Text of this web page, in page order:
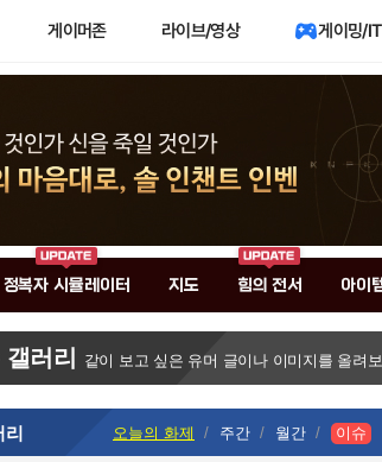
게이머존 라이브/영상 게이밍/IT
정복자 시뮬레이터 지도 힘의 전서 아이
러리 같이 보고 싶은 유머 글이나 이미지를 올려
리 오늘의 화제 주간 월간 이슈